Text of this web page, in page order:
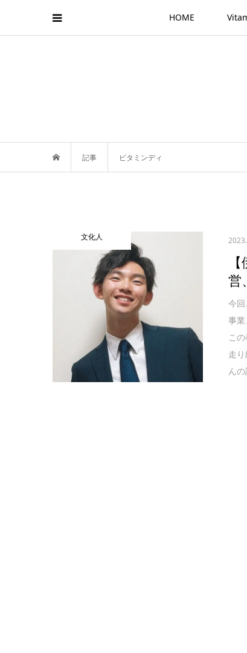
HOME
記事 ビタミンディ
文化人
営
今
事
こ
走
ん